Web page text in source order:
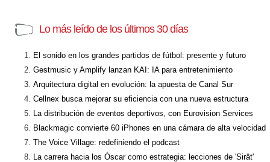
Lo más leído de los últimos 30 días
El sonido en los grandes partidos de fútbol: presente y futuro
Gestmusic y Amplify lanzan KAI: IA para entretenimiento
Arquitectura digital en evolución: la apuesta de Canal Sur
Cellnex busca mejorar su eficiencia con una nueva estructura
La distribución de eventos deportivos, con Eurovision Services
Blackmagic convierte 60 iPhones en una cámara de alta velocidad
The Voice Village: redefiniendo el podcast
La carrera hacia los Óscar como estrategia: lecciones de 'Sirât'